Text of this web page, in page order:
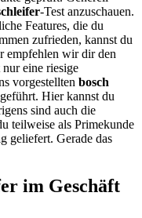
-Test anzuschauen.
Features, die du
zufrieden, kannst du
empfehlen wir dir den
eine riesige
vorgestellten bosch
Hier kannst du
sind auch die
teilweise als Primekunde
geliefert. Gerade das
im Geschäft